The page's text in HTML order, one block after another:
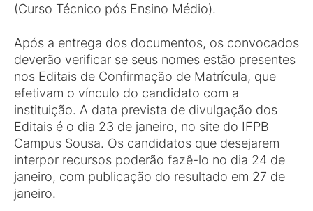
(Curso Técnico pós Ensino Médio).
Após a entrega dos documentos, os convocados
deverão verificar se seus nomes estão presentes
nos Editais de Confirmação de Matrícula, que
efetivam o vínculo do candidato com a
instituição. A data prevista de divulgação dos
Editais é o dia 23 de janeiro, no site do IFPB
Campus Sousa. Os candidatos que desejarem
interpor recursos poderão fazê-lo no dia 24 de
janeiro, com publicação do resultado em 27 de
janeiro.